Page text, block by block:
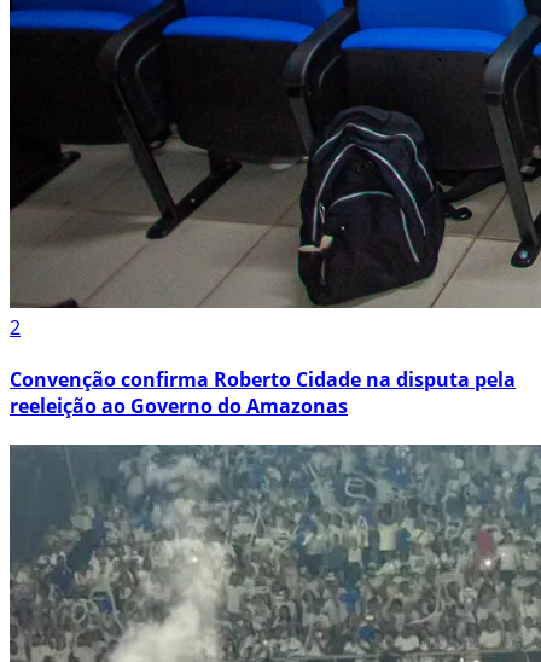
2
Convenção confirma Roberto Cidade na disputa pela
reeleição ao Governo do Amazonas